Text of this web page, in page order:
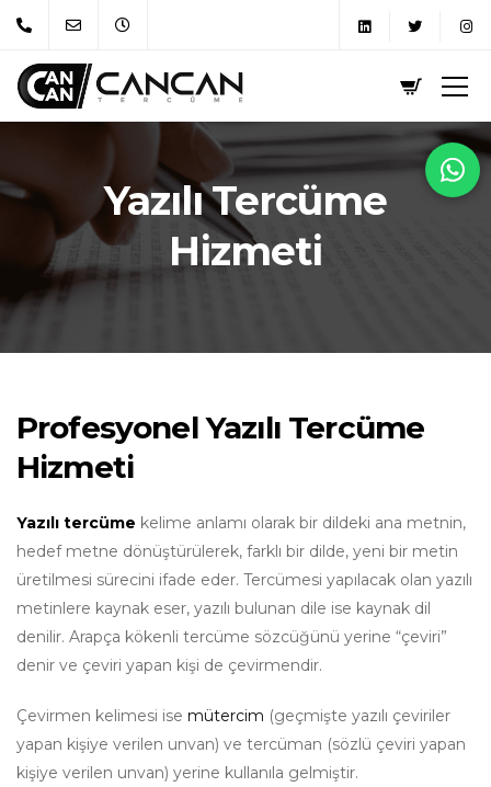
Yazılı Tercüme
Hizmeti
Profesyonel Yazılı Tercüme
Hizmeti
Yazılı tercüme kelime anlamı olarak bir dildeki ana metnin,
hedef metne dönüştürülerek, farklı bir dilde, yeni bir metin
üretilmesi sürecini ifade eder. Tercümesi yapılacak olan yazılı
metinlere kaynak eser, yazılı bulunan dile ise kaynak dil
denilir. Arapça kökenli tercüme sözcüğünü yerine “çeviri”
denir ve çeviri yapan kişi de çevirmendir.
Çevirmen kelimesi ise mütercim (geçmişte yazılı çeviriler
yapan kişiye verilen unvan) ve tercüman (sözlü çeviri yapan
kişiye verilen unvan) yerine kullanıla gelmiştir.